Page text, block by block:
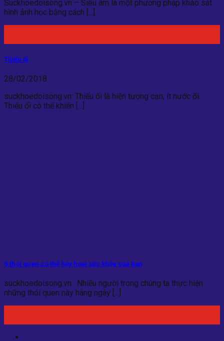
Suckhoedoisong.vn – Siêu âm là một phương pháp khảo sát
hình ảnh học bằng cách [...]
Thiếu ối
28/02/2018
suckhoedoisong.vn: Thiếu ối là hiện tượng cạn, ít nước ối.
Thiếu ối có thể khiến [...]
6 thói quen có thể hủy hoại sức khỏe của bạn
suckhoedoisong.vn : Nhiều người trong chúng ta thực hiện
những thói quen này hàng ngày [...]